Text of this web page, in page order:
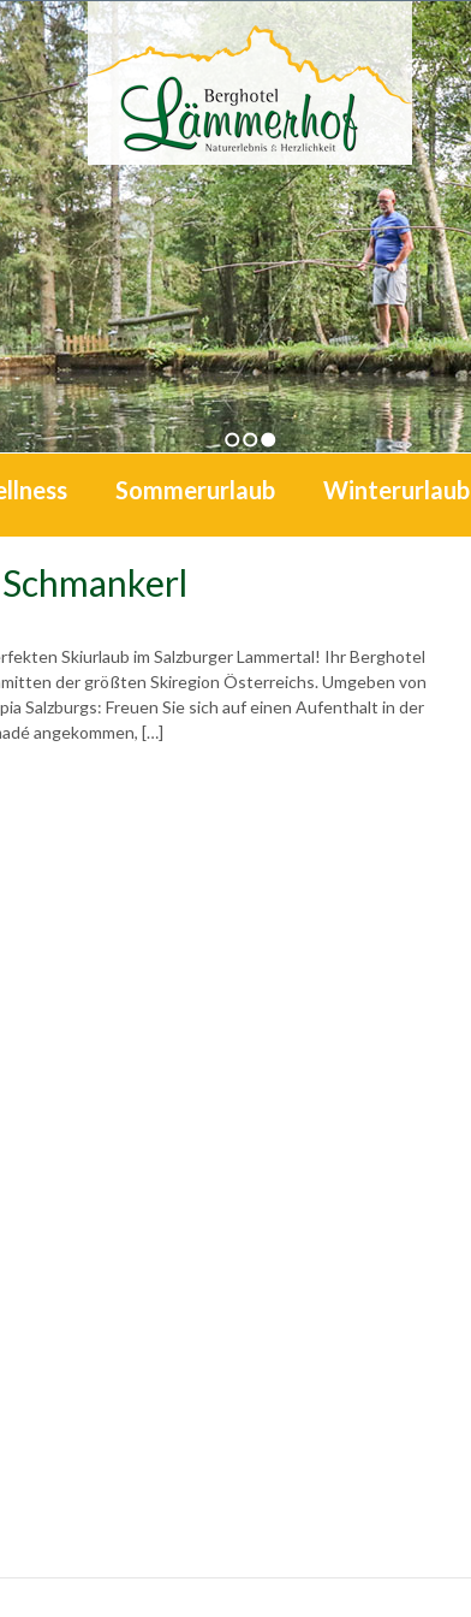
1 2 3
Sommerurlaub Winterurlaub
Skiurlaub im Salzburger Lammertal! Ihr Berghotel
der größten Skiregion Österreichs. Umgeben von
Salzburgs: Freuen Sie sich auf einen Aufenthalt in der
angekommen, […]